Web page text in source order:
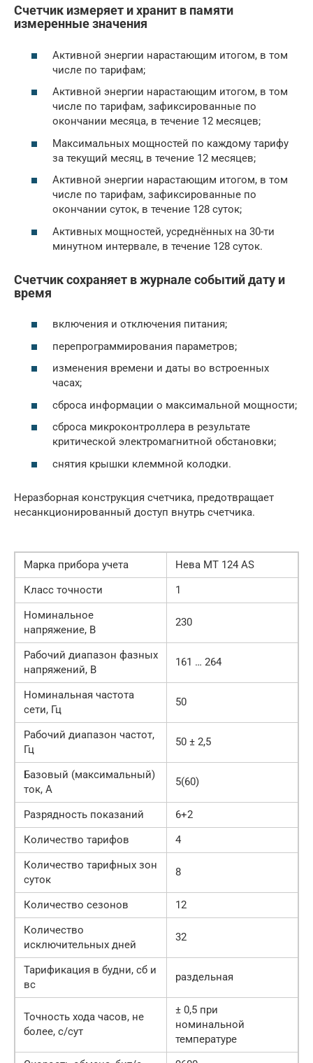
Счетчик измеряет и хранит в памяти
измеренные значения
Активной энергии нарастающим итогом, в том
числе по тарифам;
Активной энергии нарастающим итогом, в том
числе по тарифам, зафиксированные по
окончании месяца, в течение 12 месяцев;
Максимальных мощностей по каждому тарифу
за текущий месяц, в течение 12 месяцев;
Активной энергии нарастающим итогом, в том
числе по тарифам, зафиксированные по
окончании суток, в течение 128 суток;
Активных мощностей, усреднённых на 30-ти
минутном интервале, в течение 128 суток.
Счетчик сохраняет в журнале событий дату и
время
включения и отключения питания;
перепрограммирования параметров;
изменения времени и даты во встроенных
часах;
сброса информации о максимальной мощности;
сброса микроконтроллера в результате
критической электромагнитной обстановки;
снятия крышки клеммной колодки.
Неразборная конструкция счетчика, предотвращает
несанкционированный доступ внутрь счетчика.
Марка прибора учета
Нева MT 124 AS
Класс точности
1
Номинальное
напряжение, В
230
Рабочий диапазон фазных
напряжений, В
161 … 264
Номинальная частота
сети, Гц
50
Рабочий диапазон частот,
Гц
50 ± 2,5
Базовый (максимальный)
ток, А
5(60)
Разрядность показаний
6+2
Количество тарифов
4
Количество тарифных зон
суток
8
Количество сезонов
12
Количество
исключительных дней
32
Тарификация в будни, сб и
вс
раздельная
Точность хода часов, не
более, с/сут
± 0,5 при
номинальной
температуре